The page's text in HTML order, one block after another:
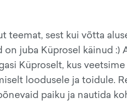
teemat, sest kui võtta
juba Küprosel käinud :)
Küproselt, kus
loodusele ja toidule.
paiku ja nautida